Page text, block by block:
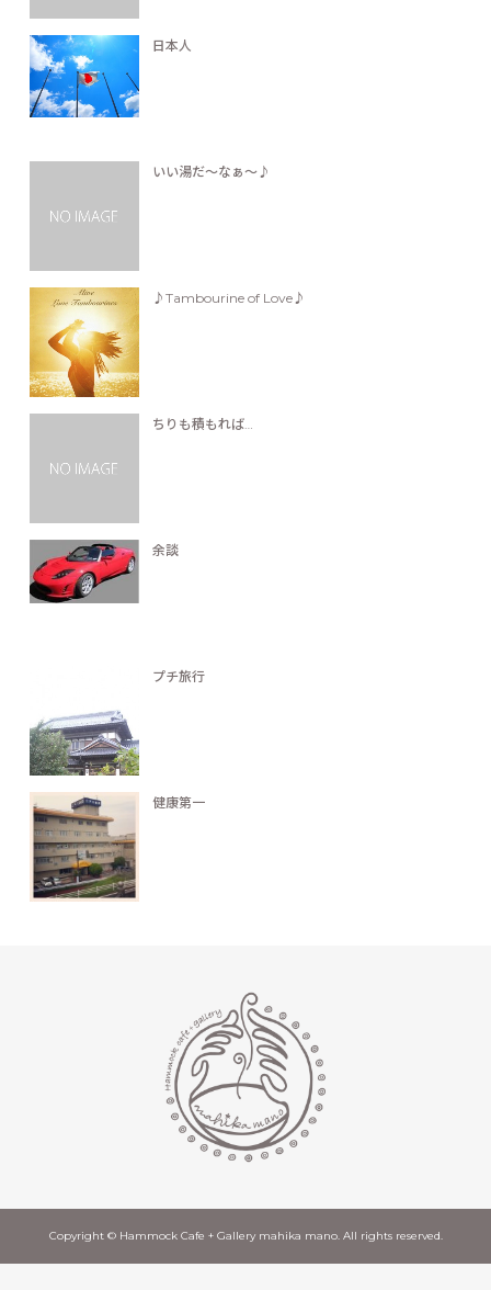
日本人
いい湯だ～なぁ～♪
♪Tambourine of Love♪
ちりも積もれば…
余談
プチ旅行
健康第一
Copyright © Hammock Cafe + Gallery mahika mano. All rights reserved.